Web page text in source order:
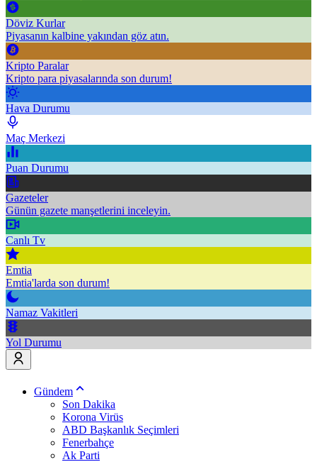
Döviz Kurlar
Piyasanın kalbine yakından göz atın.
Kripto Paralar
Kripto para piyasalarında son durum!
Hava Durumu
Maç Merkezi
Puan Durumu
Gazeteler
Günün gazete manşetlerini inceleyin.
Canlı Tv
Emtia
Emtia'larda son durum!
Namaz Vakitleri
Yol Durumu
Gündem
Son Dakika
Korona Virüs
ABD Başkanlık Seçimleri
Fenerbahçe
Ak Parti